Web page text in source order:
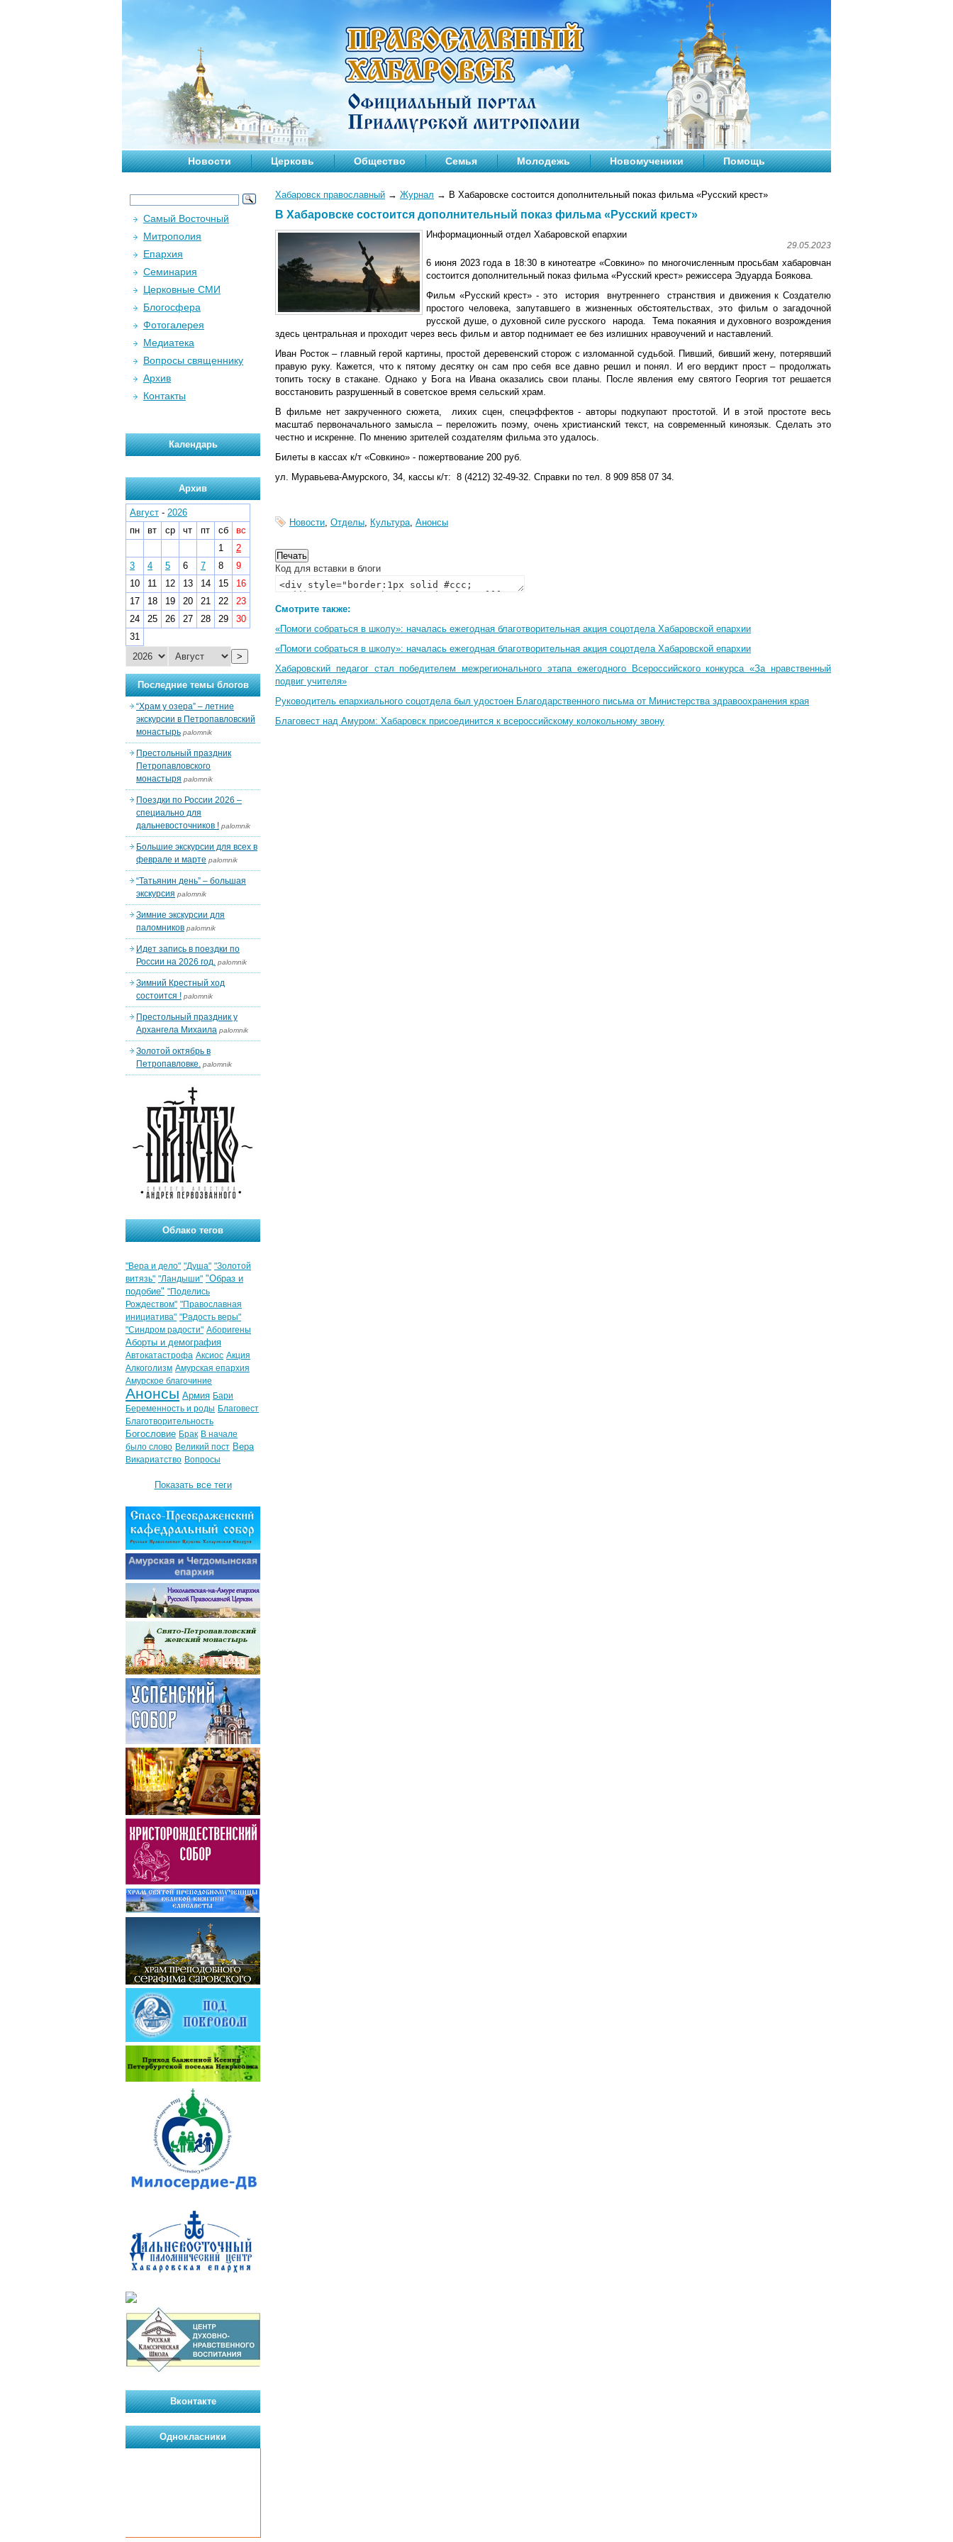
Новости Церковь Общество Семья Молодежь Новомученики Помощь
Хабаровск православный → Журнал → В Хабаровске состоится дополнительный показ фильма «Русский крест»
В Хабаровске состоится дополнительный показ фильма «Русский крест»
Информационный отдел Хабаровской епархии
29.05.2023
6 июня 2023 года в 18:30 в кинотеатре «Совкино» по многочисленным просьбам хабаровчан
состоится дополнительный показ фильма «Русский крест» режиссера Эдуарда Боякова.
Фильм «Русский крест» - это ​ история ​ внутреннего ​ странствия и движения к Создателю
простого человека, запутавшего в жизненных обстоятельствах, это фильм о загадочной
русской душе, о духовной силе русского ​ народа. ​ Тема покаяния и духовного возрождения
здесь центральная и проходит через весь фильм и автор поднимает ее без излишних нравоучений и наставлений.
Иван Росток – главный герой картины, простой деревенский сторож с изломанной судьбой. Пивший, бивший жену, потерявший
правую руку. Кажется, что к пятому десятку он сам про себя все давно решил и понял. И его вердикт прост – продолжать
топить тоску в стакане. Однако у Бога на Ивана оказались свои планы. После явления ему святого Георгия тот решается
восстановить разрушенный в советское время сельский храм.​
В фильме нет закрученного сюжета, ​ лихих сцен, спецэффектов - авторы подкупают простотой. И в этой простоте весь
масштаб первоначального замысла – переложить поэму, очень христианский текст, на современный киноязык. Сделать это
честно и искренне. По мнению зрителей создателям фильма это удалось.
Билеты в кассах к/т «Совкино» - пожертвование 200 руб.
ул. Муравьева-Амурского, 34, кассы к/т: ​ 8 (4212) 32-49-32. Справки по тел. 8​ 909​ 858 07 34.
Новости, Отделы, Культура, Анонсы
Код для вставки в блоги
Смотрите также:
«Помоги собраться в школу»: началась ежегодная благотворительная акция соцотдела Хабаровской епархии
«Помоги собраться в школу»: началась ежегодная благотворительная акция соцотдела Хабаровской епархии
Хабаровский педагог стал победителем межрегионального этапа ежегодного Всероссийского конкурса «За нравственный
подвиг учителя»
Руководитель епархиального соцотдела был удостоен Благодарственного письма от Министерства здравоохранения края
Благовест над Амуром: Хабаровск присоединится к всероссийскому колокольному звону
Самый Восточный
Митрополия
Епархия
Семинария
Церковные СМИ
Блогосфера
Фотогалерея
Медиатека
Вопросы священнику
Архив
Контакты
Календарь
Архив
Август - 2026
пн
вт ср чт пт сб
вс
1
2
3
4 5 6 7 8
9
10
11 12 13 14 15
16
17
18 19 20 21 22
23
24
25 26 27 28 29
30
31
>
Последние темы блогов
“Храм у озера” – летние
экскурсии в Петропавловский
монастырь palomnik
Престольный праздник
Петропавловского
монастыря palomnik
Поездки по России 2026 –
специально для
дальневосточников ! palomnik
Большие экскурсии для всех в
феврале и марте palomnik
“Татьянин день” – большая
экскурсия palomnik
Зимние экскурсии для
паломников palomnik
Идет запись в поездки по
России на 2026 год. palomnik
Зимний Крестный ход
состоится ! palomnik
Престольный праздник у
Архангела Михаила palomnik
Золотой октябрь в
Петропавловке. palomnik
Облако тегов
"Вера и дело" "Душа" "Золотой
витязь" "Ландыши" "Образ и
подобие" "Поделись
Рождеством" "Православная
инициатива" "Радость веры"
"Синдром радости" Аборигены
Аборты и демография
Автокатастрофа Аксиос Акция
Алкоголизм Амурская епархия
Амурское благочиние
Анонсы Армия Бари
Беременность и роды Благовест
Благотворительность
Богословие Брак В начале
было слово Великий пост Вера
Викариатство Вопросы
Показать все теги
Вконтакте
Однокласники